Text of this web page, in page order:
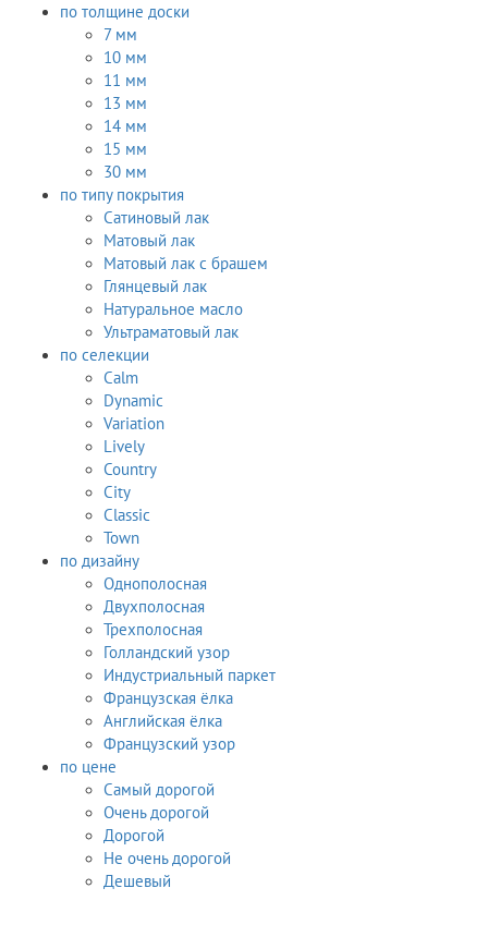
по толщине доски
7 мм
10 мм
11 мм
13 мм
14 мм
15 мм
30 мм
по типу покрытия
Сатиновый лак
Матовый лак
Матовый лак с брашем
Глянцевый лак
Натуральное масло
Ультраматовый лак
по селекции
Calm
Dynamic
Variation
Lively
Country
City
Classic
Town
по дизайну
Однополосная
Двухполосная
Трехполосная
Голландский узор
Индустриальный паркет
Французская ёлка
Английская ёлка
Французский узор
по цене
Самый дорогой
Очень дорогой
Дорогой
Не очень дорогой
Дешевый